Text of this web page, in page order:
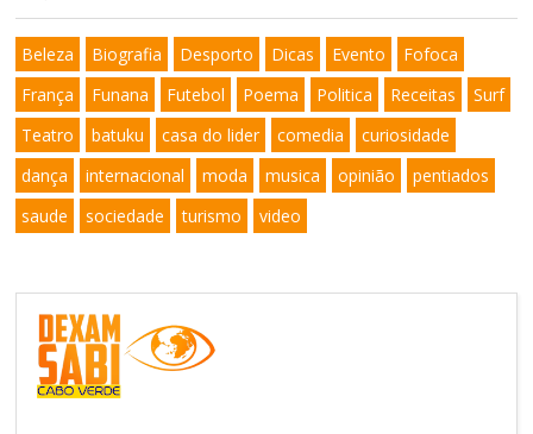
Beleza Biografia Desporto Dicas Evento
Fofoca
França
Funana Futebol Poema Politica Receitas
Surf
Teatro
batuku casa do lider comedia
curiosidade
dança
internacional moda musica opinião
pentiados
saude
sociedade turismo video